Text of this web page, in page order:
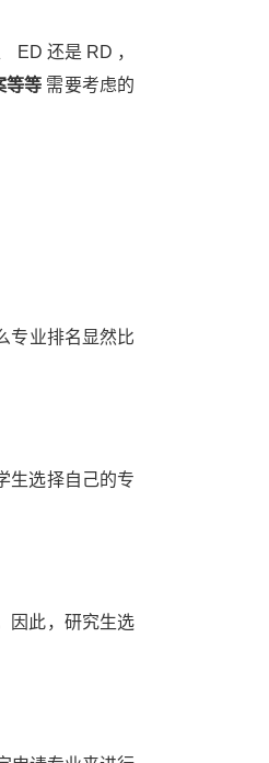
ED 还是 RD ，
等等 需要考虑的
专业排名显然比
生选择自己的专
因此，研究生选